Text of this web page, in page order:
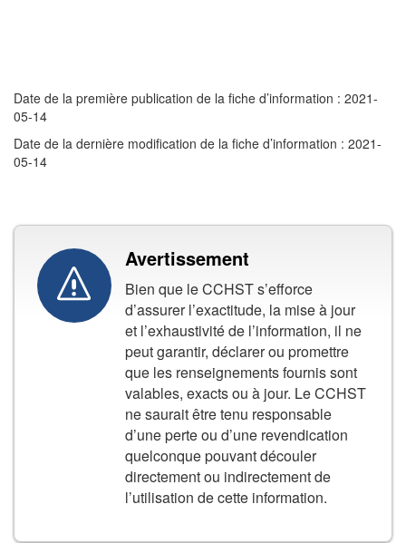
Date de la première publication de la fiche d’information : 2021-
05-14
Date de la dernière modification de la fiche d’information : 2021-
05-14
Avertissement
Bien que le CCHST s’efforce
d’assurer l’exactitude, la mise à jour
et l’exhaustivité de l’information, il ne
peut garantir, déclarer ou promettre
que les renseignements fournis sont
valables, exacts ou à jour. Le CCHST
ne saurait être tenu responsable
d’une perte ou d’une revendication
quelconque pouvant découler
directement ou indirectement de
l’utilisation de cette information.